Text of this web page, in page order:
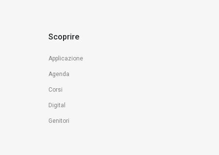
Scoprire
Applicazione
Agenda
Corsi
Digital
Genitori